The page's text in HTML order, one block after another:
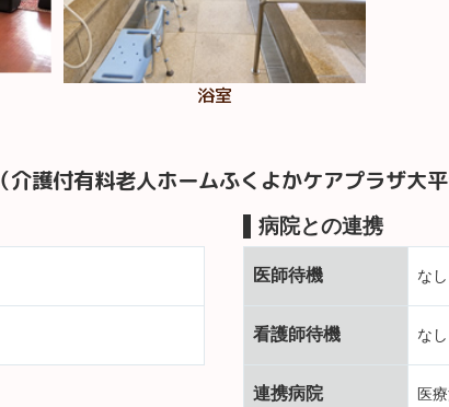
浴室
（介護付有料老人ホームふくよかケアプラザ大平
病院との連携
医師待機 なし
看護師待機 なし
連携病院 医